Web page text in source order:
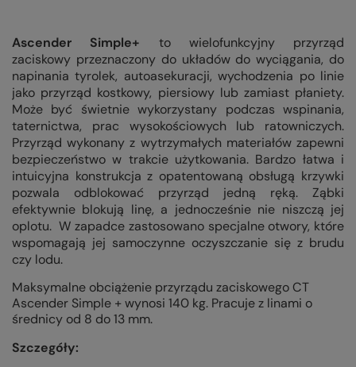
Ascender Simple+ to wielofunkcyjny przyrząd
zaciskowy przeznaczony do układów do wyciągania, do
napinania tyrolek, autoasekuracji, wychodzenia po linie
jako przyrząd kostkowy, piersiowy lub zamiast płaniety.
Może być świetnie wykorzystany podczas wspinania,
taternictwa, prac wysokościowych lub ratowniczych.
Przyrząd wykonany z wytrzymałych materiałów zapewni
bezpieczeństwo w trakcie użytkowania. Bardzo łatwa i
intuicyjna konstrukcja z opatentowaną obsługą krzywki
pozwala odblokować przyrząd jedną ręką. Ząbki
efektywnie blokują linę, a jednocześnie nie niszczą jej
oplotu. W zapadce zastosowano specjalne otwory, które
wspomagają jej samoczynne oczyszczanie się z brudu
czy lodu.
Maksymalne obciążenie przyrządu zaciskowego CT
Ascender Simple + wynosi 140 kg. Pracuje z linami o
średnicy od 8 do 13 mm.
Szczegóły: